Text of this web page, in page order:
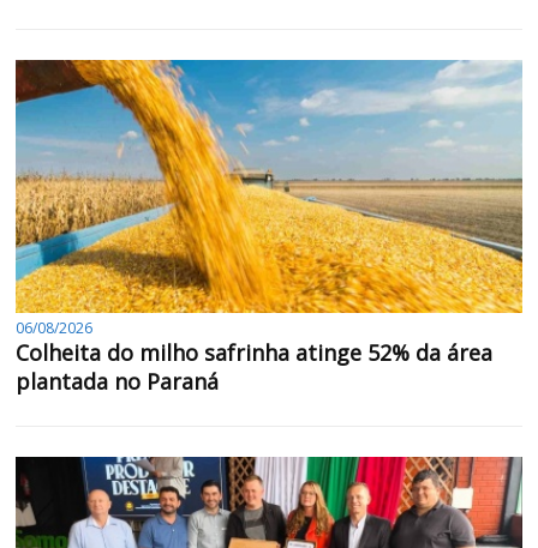
06/08/2026
Colheita do milho safrinha atinge 52% da área
plantada no Paraná